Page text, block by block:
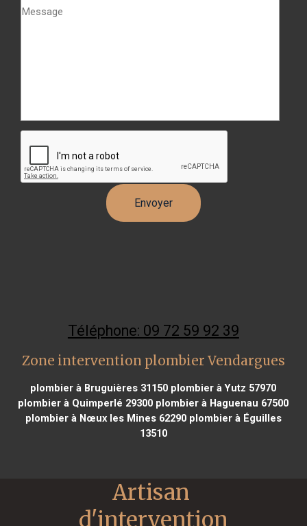
Téléphone: 09 72 59 92 39
Zone intervention plombier Vendargues
plombier à Bruguières 31150 plombier à Yutz 57970
plombier à Quimperlé 29300 plombier à Haguenau 67500
plombier à Nœux les Mines 62290plombier à Éguilles
13510
Artisan
d'intervention